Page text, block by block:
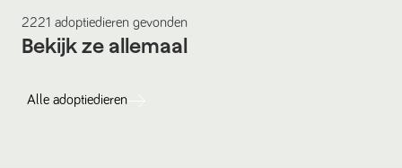
2221 adoptiedieren gevonden
Bekijk ze allemaal
Alle adoptiedieren